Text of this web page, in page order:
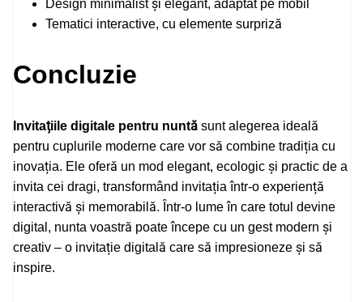
Design minimalist și elegant, adaptat pe mobil
Tematici interactive, cu elemente surpriză
Concluzie
Invitațiile digitale pentru nuntă sunt alegerea ideală
pentru cuplurile moderne care vor să combine tradiția cu
inovația. Ele oferă un mod elegant, ecologic și practic de a
invita cei dragi, transformând invitația într-o experiență
interactivă și memorabilă. Într-o lume în care totul devine
digital, nunta voastră poate începe cu un gest modern și
creativ – o invitație digitală care să impresioneze și să
inspire.